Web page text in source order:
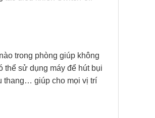
trong phòng giúp không
thể sử dụng máy để hút bụi
thang… giúp cho mọi vị trí